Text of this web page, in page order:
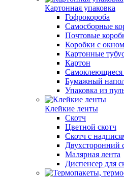
Картонная упаковка
Гофрокороба
Самосборные
Почтовые
Коробки с окном
Картонные
Картон
Бумажный
Упаковка из
Клейкие ленты
Скотч
Цветной скотч
Скотч с
Двухсторонний
Малярная лента
Диспенсер для